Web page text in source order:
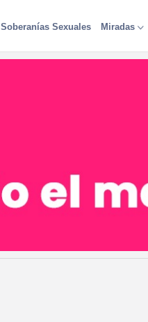
Soberanías Sexuales Miradas